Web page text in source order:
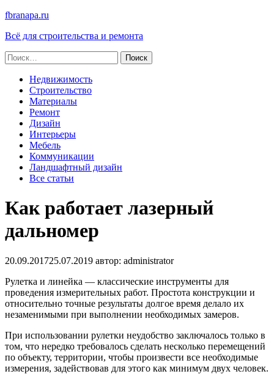
fbranapa.ru
Всё для строительства и ремонта
Найти:
Недвижимость
Строительство
Материалы
Ремонт
Дизайн
Интерьеры
Мебель
Коммуникации
Ландшафтный дизайн
Все статьи
Как работает лазерный
дальномер
20.09.201725.07.2019 автор: administrator
Рулетка и линейка — классические инструменты для
проведения измерительных работ. Простота конструкции и
относительно точные результаты долгое время делало их
незаменимыми при выполнении необходимых замеров.
При использовании рулетки неудобство заключалось только в
том, что нередко требовалось сделать несколько перемещений
по объекту, территории, чтобы произвести все необходимые
измерения, задействовав для этого как минимум двух человек.